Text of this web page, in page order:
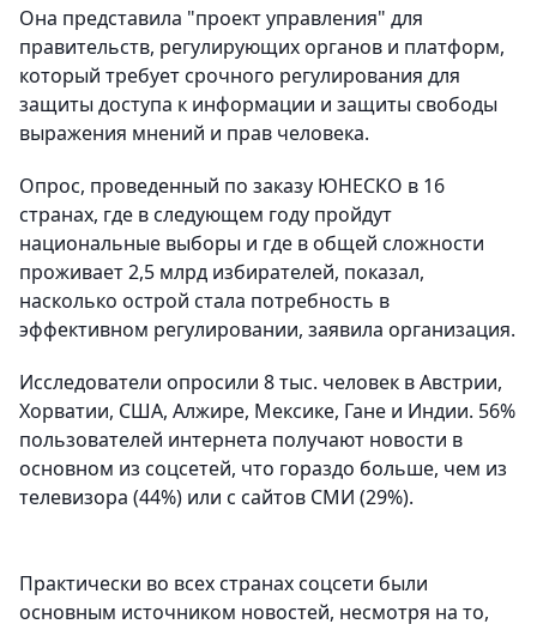
Она представила "проект управления" для
правительств, регулирующих органов и платформ,
который требует срочного регулирования для
защиты доступа к информации и защиты свободы
выражения мнений и прав человека.
Опрос, проведенный по заказу ЮНЕСКО в 16
странах, где в следующем году пройдут
национальные выборы и где в общей сложности
проживает 2,5 млрд избирателей, показал,
насколько острой стала потребность в
эффективном регулировании, заявила организация.
Исследователи опросили 8 тыс. человек в Австрии,
Хорватии, США, Алжире, Мексике, Гане и Индии. 56%
пользователей интернета получают новости в
основном из соцсетей, что гораздо больше, чем из
телевизора (44%) или с сайтов СМИ (29%).
Практически во всех странах соцсети были
основным источником новостей, несмотря на то,